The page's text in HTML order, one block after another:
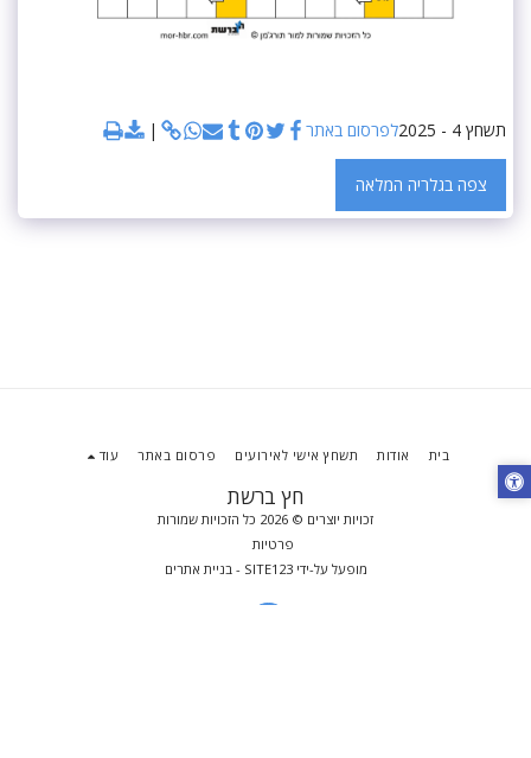
תשחץ 4 - 2025 לפרסום באתר
צפה בגלריה המלאה
חץ ברשת
זכויות יוצרים © 2026 כל הזכויות שמורות
פרטיות
מופעל על-ידיSITE123
- בניית אתרים
בית אודות תשחץ אישי לאירועים פרסום באתר עוד